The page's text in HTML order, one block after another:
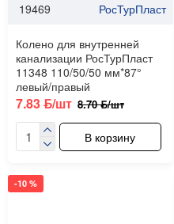
19469 РосТурПласт
Колено для внутренней
канализации РосТурПласт
11348 110/50/50 мм*87°
левый/правый
7.83 ƃ/шт 8.70 ƃ/шт
В корзину
-10 %